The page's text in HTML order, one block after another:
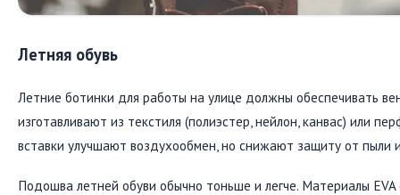
Летняя обувь
Летние ботинки для работы на улице должны обеспечивать
изготавливают из текстиля (полиэстер, нейлон, канвас) или
вставки улучшают воздухообмен, но снижают защиту от пыли
Подошва летней обуви обычно тоньше и легче. Материалы EVA